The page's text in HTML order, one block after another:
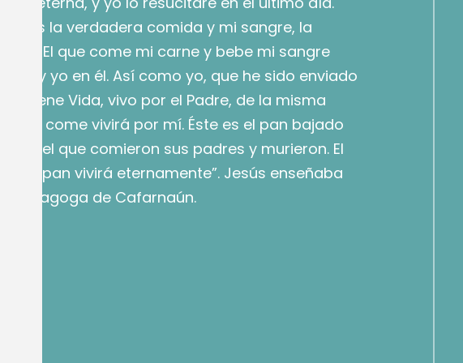
es la verdadera comida y mi sangre, la
El que come mi carne y bebe mi sangre
mí y yo en él. Así como yo, que he sido enviado
tiene Vida, vivo por el Padre, de la misma
me come vivirá por mí. Éste es el pan bajado
el que comieron sus padres y murieron. El
este pan vivirá eternamente”. Jesús enseñaba
la sinagoga de Cafarnaún.